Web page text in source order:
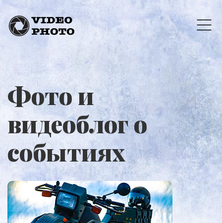
Фото и
видеоблог о
событиях